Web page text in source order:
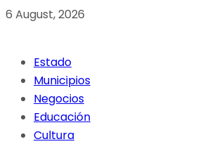
6 August, 2026
Estado
Municipios
Negocios
Educación
Cultura